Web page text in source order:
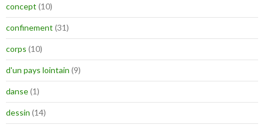
concept (10)
confinement (31)
corps (10)
d'un pays lointain (9)
danse(1)
dessin (14)